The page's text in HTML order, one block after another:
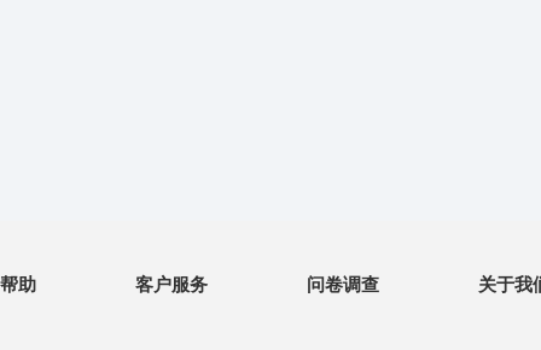
帮助 客户服务 问卷调查 关于我